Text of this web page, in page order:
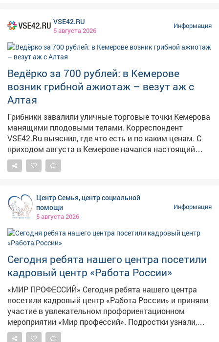
благоустройства дворов, капитального ремонта
домов, личные проблемы правового характера.
Попасть на прием по личным вопросам можно
каждые первую и третью среды месяца по адресу пр.
Строителей 18, общественная приемная граждан.
Предварительная запись по телефону: 2-75-04.
VSE42.RU
5 августа 2026
Информация
Ведёрко за 700 рублей: в Кемерове
возник грибной ажиотаж – везут аж с
Алтая
Грибники завалили уличные торговые точки Кемерова
манящими плодовыми телами. Корреспондент
VSE42.Ru выяснил, где что есть и по каким ценам. С
приходом августа в Кемерове начался настоящий
грибной бум: народные рынки так и распирает от
аппетитных грибочков, собранных вручную в лесу.
роскошные трофеи, а горожанам только и остаётся,
что разбирать лесное лакомство как горячие пирожки.
Центр Семья, центр социальной
помощи
5 августа 2026
Информация
Сегодня ребята нашего центра посетили
кадровый центр «Работа России»
«МИР ПРОФЕССИЙ» Сегодня ребята нашего центра
посетили кадровый центр «Работа России» и приняли
участие в увлекательном профориентационном
мероприятии «Мир профессий». Подростки узнали,
какие профессии востребованы в Кузбассе и стране,